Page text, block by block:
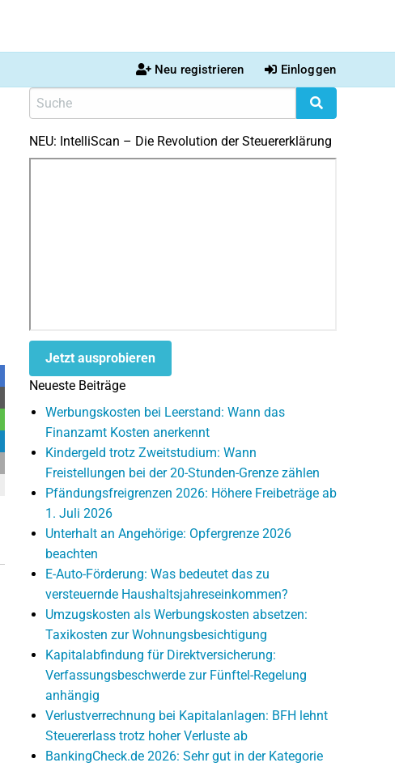
Neu registrieren Einloggen
NEU: IntelliScan – Die Revolution der Steuererklärung
Jetzt ausprobieren
Neueste Beiträge
Werbungskosten bei Leerstand: Wann das
Finanzamt Kosten anerkennt
Kindergeld trotz Zweitstudium: Wann
Freistellungen bei der 20-Stunden-Grenze zählen
Pfändungsfreigrenzen 2026: Höhere Freibeträge ab
1. Juli 2026
Unterhalt an Angehörige: Opfergrenze 2026
beachten
E-Auto-Förderung: Was bedeutet das zu
versteuernde Haushaltsjahreseinkommen?
Umzugskosten als Werbungskosten absetzen:
Taxikosten zur Wohnungsbesichtigung
Kapitalabfindung für Direktversicherung:
Verfassungsbeschwerde zur Fünftel-Regelung
anhängig
Verlustverrechnung bei Kapitalanlagen: BFH lehnt
Steuererlass trotz hoher Verluste ab
BankingCheck.de 2026: Sehr gut in der Kategorie